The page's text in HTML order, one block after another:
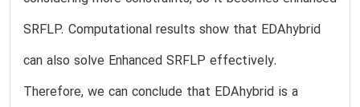
SRFLP. Computational results show that EDAhybrid
can also solve Enhanced SRFLP effectively.
Therefore, we can conclude that EDAhybrid is a